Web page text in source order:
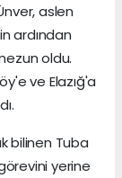
aslen
ardından
oldu.
ve Elazığ'a
bilinen Tuba
yerine